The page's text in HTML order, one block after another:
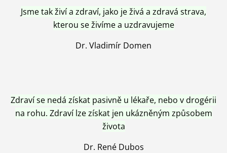
Jsme tak živí a zdraví, jako je živá a zdravá strava,
kterou se živíme a uzdravujeme
Dr. Vladimír Domen
Zdraví se nedá získat pasivně u lékaře, nebo v drogérii
na rohu. Zdraví lze získat jen ukázněným způsobem
života
Dr. René Dubos